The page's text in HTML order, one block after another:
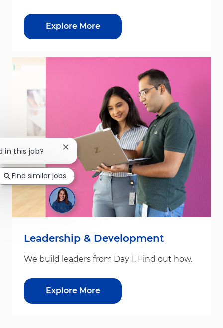
Explore More
Leadership & Development
We build leaders from Day 1. Find out how.
Explore More
in this job? Close chatbot notification
Find similar jobs